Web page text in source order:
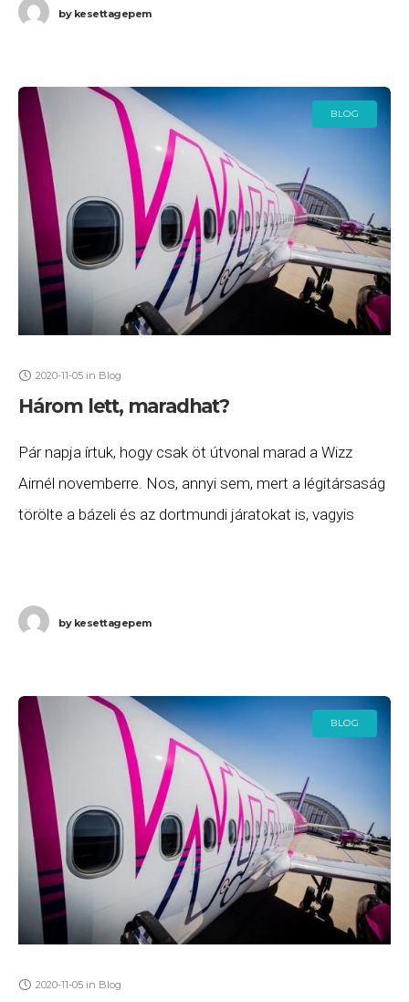
bykesettagepem
BLOG
2020-11-05 in Blog
Három lett, maradhat?
Pár napja írtuk, hogy csak öt útvonal marad a Wizz
Airnél novemberre. Nos, annyi sem, mert a légitársaság
törölte a bázeli és az dortmundi járatokat is, vagyis
bykesettagepem
BLOG
2020-11-05 in Blog